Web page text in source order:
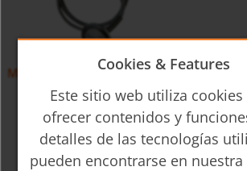
Manómetro con separador Clamp MAN-
Cookies & Features
Este sitio web utiliza cookies
ofrecer contenidos y
detalles de las tecnologías
pueden encontrarse en